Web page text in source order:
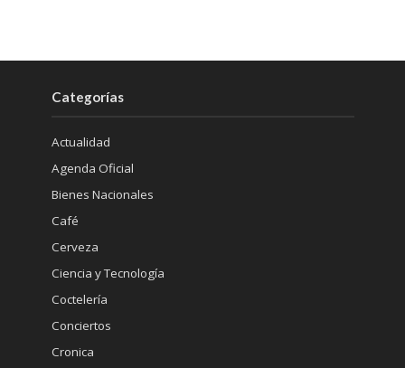
Categorías
Actualidad
Agenda Oficial
Bienes Nacionales
Café
Cerveza
Ciencia y Tecnología
Coctelería
Conciertos
Cronica